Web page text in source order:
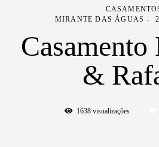
MIRANTE DAS ÁGUAS
&
1638visualizações